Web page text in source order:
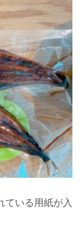
ている用紙が入